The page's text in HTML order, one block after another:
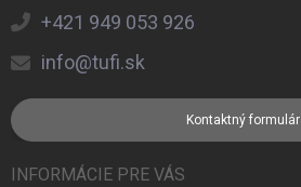
+421 949 053 926
info@tufi.sk
Kontaktný formulár
INFORMÁCIE PRE VÁS